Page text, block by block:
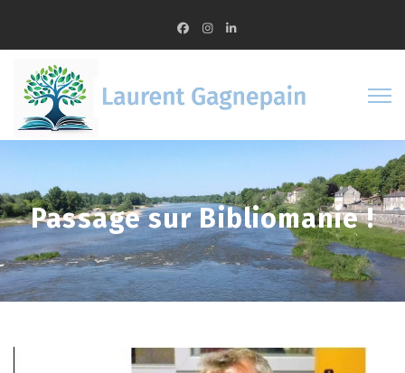
Passage sur Bibliomanie !